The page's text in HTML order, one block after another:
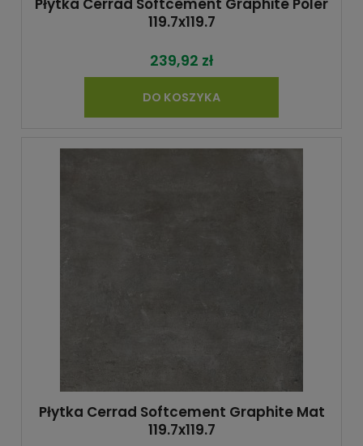
Płytka Cerrad Softcement Graphite Poler
119.7x119.7
239,92 zł
DO KOSZYKA
Płytka Cerrad Softcement Graphite Mat
119.7x119.7